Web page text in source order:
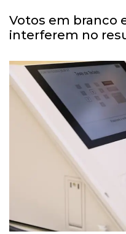
Votos em branco
interferem no